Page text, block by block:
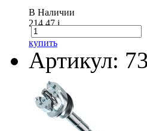
В Наличии
214.47i
купить
Артикул: